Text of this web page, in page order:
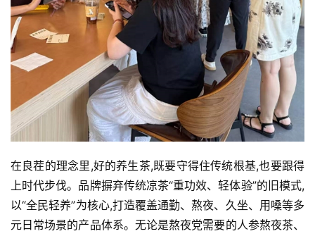
在良茬的理念里,好的养生茶,既要守得住传统根基,也要跟得
上时代步伐。品牌摒弃传统凉茶“重功效、轻体验”的旧模式,
以“全民轻养”为核心,打造覆盖通勤、熬夜、久坐、用嗓等多
元日常场景的产品体系。无论是熬夜党需要的人参熬夜茶、